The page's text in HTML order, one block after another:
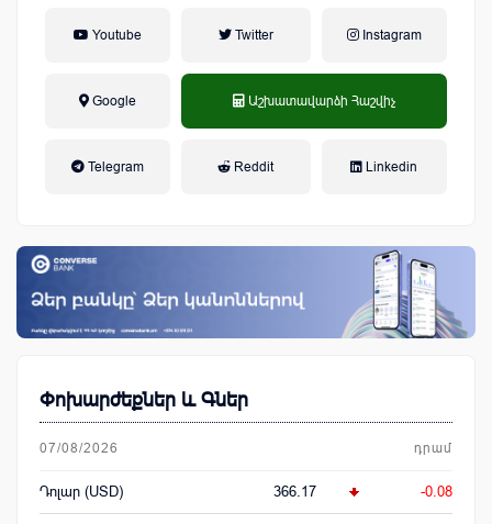
Youtube Twitter Instagram
Google Աշխատավարձի Հաշվիչ
Telegram Reddit Linkedin
Փոխարժեքներ և Գներ
07/08/2026 դրամ
Դոլար (USD) 366.17 -0.08